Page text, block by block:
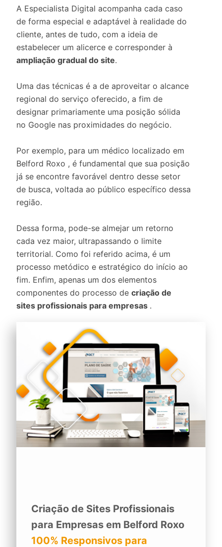
A Especialista Digital acompanha cada caso
de forma especial e adaptável à realidade do
cliente, antes de tudo, com a ideia de
estabelecer um alicerce e corresponder à
ampliação gradual do site.
Uma das técnicas é a de aproveitar o alcance
regional do serviço oferecido, a fim de
designar primariamente uma posição sólida
no Google nas proximidades do negócio.
Por exemplo, para um médico localizado em
Belford Roxo , é fundamental que sua posição
já se encontre favorável dentro desse setor
de busca, voltada ao público específico dessa
região.
Dessa forma, pode-se almejar um retorno
cada vez maior, ultrapassando o limite
territorial. Como foi referido acima, é um
processo metódico e estratégico do início ao
fim. Enfim, apenas um dos elementos
componentes do processo de criação de
sites profissionais para empresas .
Criação de Sites Profissionais
para Empresas em Belford Roxo
100% Responsivos para